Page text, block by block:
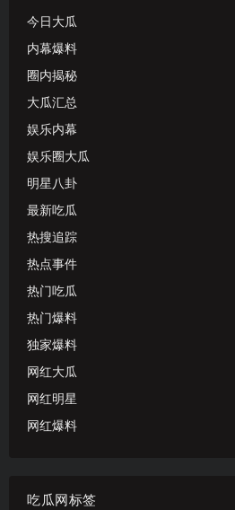
今日大瓜
内幕爆料
圈内揭秘
大瓜汇总
娱乐内幕
娱乐圈大瓜
明星八卦
最新吃瓜
热搜追踪
热点事件
热门吃瓜
热门爆料
独家爆料
网红大瓜
网红明星
网红爆料
吃瓜网标签